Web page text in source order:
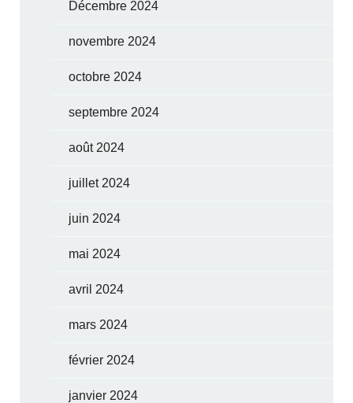
Décembre 2024
novembre 2024
octobre 2024
septembre 2024
août 2024
juillet 2024
juin 2024
mai 2024
avril 2024
mars 2024
février 2024
janvier 2024